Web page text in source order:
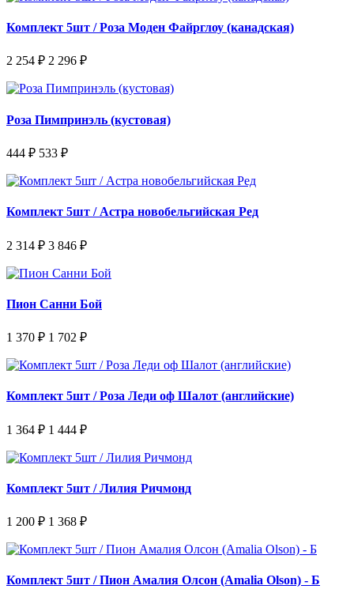
Комплект 5шт / Роза Моден Файрглоу (канадская)
2 254 ₽ 2 296 ₽
Роза Пимпринэль (кустовая)
444 ₽ 533 ₽
Комплект 5шт / Астра новобельгийская Ред
2 314 ₽ 3 846 ₽
Пион Санни Бой
1 370 ₽ 1 702 ₽
Комплект 5шт / Роза Леди оф Шалот (английские)
1 364 ₽ 1 444 ₽
Комплект 5шт / Лилия Ричмонд
1 200 ₽ 1 368 ₽
Комплект 5шт / Пион Амалия Олсон (Amalia Olson) - Б